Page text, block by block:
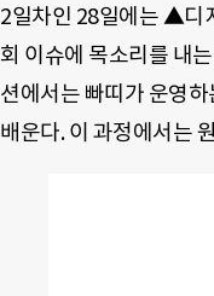
2일차인 28일에는 ▲디
회 이슈에 목소리를 내
션에서는 빠띠가 운영
배운다. 이 과정에서는